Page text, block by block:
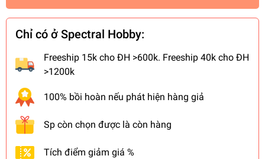
Chỉ có ở Spectral Hobby:
Freeship 15k cho ĐH >600k. Freeship 40k cho ĐH
>1200k
100% bồi hoàn nếu phát hiện hàng giả
Sp còn chọn được là còn hàng
Tích điểm giảm giá %